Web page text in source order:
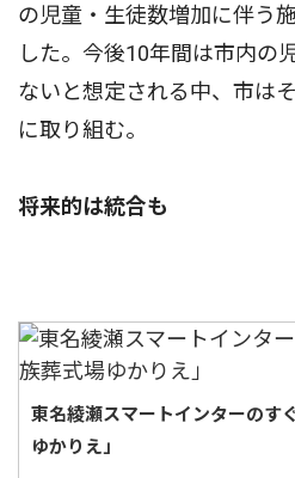
の児童・生徒数増加に伴う
した。今後10年間は市内の
ないと想定される中、市は
に取り組む。
将来的は統合も
東名綾瀬スマートインターのす
ゆかりえ」